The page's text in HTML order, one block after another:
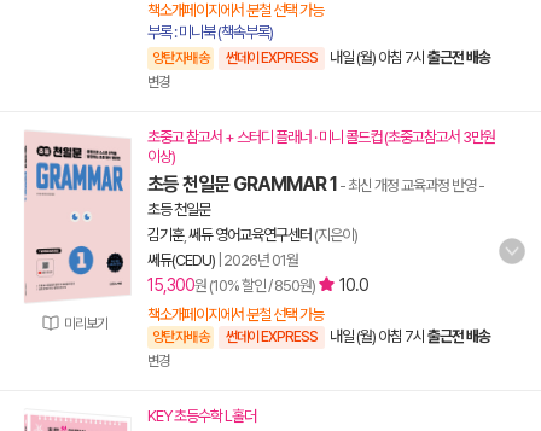
책소개페이지에서 분철 선택 가능
부록 : 미니북 (책속부록)
양탄자배송 썬데이 EXPRESS 내일 (월) 아침 7시 출근전 배송
변경
미리보기
초중고 참고서 + 스터디 플래너 · 미니 콜드컵 (초중고참고서 3만원
이상)
초등 천일문 GRAMMAR 1 - 최신 개정 교육과정 반영-
초등 천일문
김기훈, 쎄듀 영어교육연구센터 (지은이)
쎄듀(CEDU) 2026년 01월
15,300원 (10% 할인 / 850원) 10.0
책소개페이지에서 분철 선택 가능
양탄자배송 썬데이 EXPRESS 내일 (월) 아침 7시 출근전 배송
변경
KEY 초등수학 L홀더